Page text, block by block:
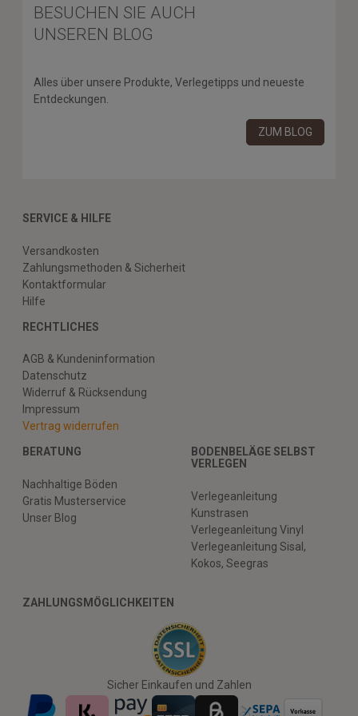
BESUCHEN SIE AUCH
UNSEREN BLOG
Alles über unsere Produkte, Verlegetipps und neueste
Entdeckungen.
ZUM BLOG
SERVICE & HILFE
Versandkosten
Zahlungsmethoden & Sicherheit
Kontaktformular
Hilfe
RECHTLICHES
AGB & Kundeninformation
Datenschutz
Widerruf & Rücksendung
Impressum
Vertrag widerrufen
BERATUNG
Nachhaltige Böden
Gratis Musterservice
Unser Blog
BODENBELÄGE SELBST
VERLEGEN
Verlegeanleitung
Kunstrasen
Verlegeanleitung Vinyl
Verlegeanleitung Sisal,
Kokos, Seegras
ZAHLUNGSMÖGLICHKEITEN
Sicher Einkaufen und Zahlen